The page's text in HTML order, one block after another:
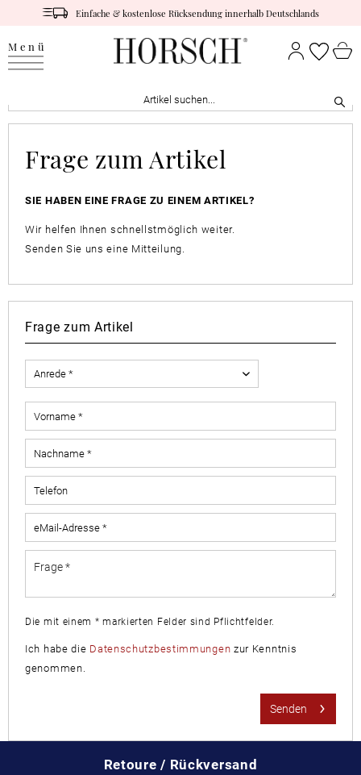
Einfache & kostenlose Rücksendung innerhalb Deutschlands
Menü
Frage zum Artikel
SIE HABEN EINE FRAGE ZU EINEM ARTIKEL?
Wir helfen Ihnen schnellstmöglich weiter.
Senden Sie uns eine Mitteilung.
Frage zum Artikel
Die mit einem * markierten Felder sind Pflichtfelder.
Ich habe die Datenschutzbestimmungen zur Kenntnis
genommen.
Senden
Retoure / Rückversand